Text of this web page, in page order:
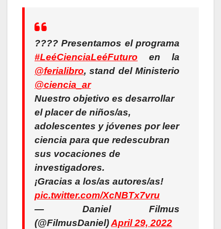
???? Presentamos el programa
#LeéCienciaLeéFuturo en la
@ferialibro, stand del Ministerio
@ciencia_ar
Nuestro objetivo es desarrollar
el placer de niños/as,
adolescentes y jóvenes por leer
ciencia para que redescubran
sus vocaciones de
investigadores.
¡Gracias a los/as autores/as!
pic.twitter.com/XcNBTx7vru
— Daniel Filmus
(@FilmusDaniel)April 29, 2022